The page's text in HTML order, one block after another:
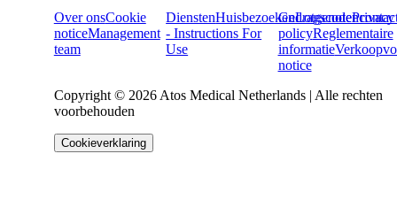
Over onsCookie
noticeManagement
team
DienstenHuisbezoeken
- Instructions For
Use
GedragscodePrivacy
policyReglementaire
informatie
notice
Copyright © 2026 Atos Medical Netherlands | Alle rechten
voorbehouden
Cookieverklaring